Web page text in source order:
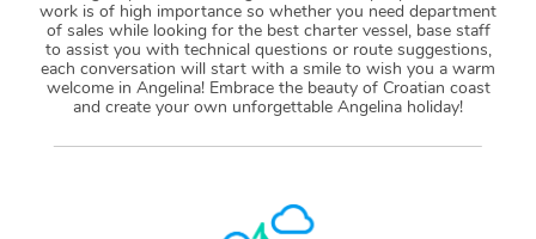
work is of high importance so whether you need department
of sales while looking for the best charter vessel, base staff
to assist you with technical questions or route suggestions,
each conversation will start with a smile to wish you a warm
welcome in Angelina! Embrace the beauty of Croatian coast
and create your own unforgettable Angelina holiday!